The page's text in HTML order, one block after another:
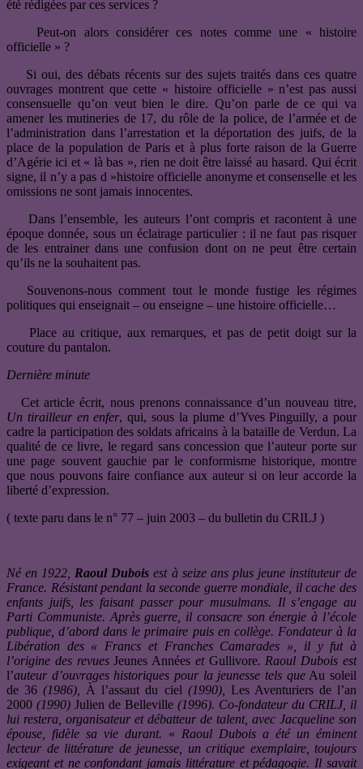
été rédigées par ces services ?
Peut-on alors considérer ces notes comme une « histoire
officielle » ?
Si oui, des débats récents sur des sujets traités dans ces quatre
ouvrages montrent que cette « histoire officielle » n’est pas aussi
consensuelle qu’on veut bien le dire. Qu’on parle de ce qui va
amener les mutineries de 17, du rôle de la police, de l’armée et de
l’administration dans l’arrestation et la déportation des juifs, de la
place de la population de Paris et à plus forte raison de la Guerre
d’Agérie ici et « là bas », rien ne doit être laissé au hasard. Qui écrit
signe, il n’y a pas d »histoire officielle anonyme et consenselle et les
omissions ne sont jamais innocentes.
Dans l’ensemble, les auteurs l’ont compris et racontent à une
époque donnée, sous un éclairage particulier : il ne faut pas risquer
de les entrainer dans une confusion dont on ne peut être certain
qu’ils ne la souhaitent pas.
Souvenons-nous comment tout le monde fustige les régimes
politiques qui enseignait – ou enseigne – une histoire officielle…
Place au critique, aux remarques, et pas de petit doigt sur la
couture du pantalon.
Dernière minute
Cet article écrit, nous prenons connaissance d’un nouveau titre,
Un tirailleur en enfer, qui, sous la plume d’Yves Pinguilly, a pour
cadre la participation des soldats africains à la bataille de Verdun. La
qualité de ce livre, le regard sans concession que l’auteur porte sur
une page souvent gauchie par le conformisme historique, montre
que nous pouvons faire confiance aux auteur si on leur accorde la
liberté d’expression.
( texte paru dans le n° 77 – juin 2003 – du bulletin du CRILJ )
Né en 1922, Raoul Dubois est à seize ans plus jeune instituteur de
France. Résistant pendant la seconde guerre mondiale, il cache des
enfants juifs, les faisant passer pour musulmans. Il s’engage au
Parti Communiste. Après guerre, il consacre son énergie à l’école
publique, d’abord dans le primaire puis en collège. Fondateur à la
Libération des « Francs et Franches Camarades », il y fut à
l’origine des revuesJeunes Années etGullivore. Raoul Dubois est
l’auteur d’ouvrages historiques pour la jeunesse tels queAu soleil
de 36(1986), À l’assaut du ciel (1990),
Les Aventuriers de l’an
2000 (1990) Julien de Belleville (1996). Co-fondateur du CRILJ, il
lui restera, organisateur et débatteur de talent, avec Jacqueline son
épouse, fidèle sa vie durant. « Raoul Dubois a été un éminent
lecteur de littérature de jeunesse, un critique exemplaire, toujours
exigeant et ne confondant jamais littérature et pédagogie. Il savait